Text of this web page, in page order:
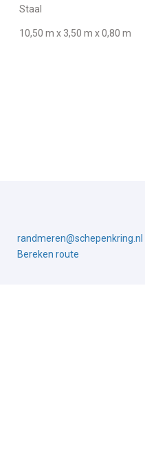
Staal
10,50 m x 3,50 m x 0,80 m
randmeren@schepenkring.nl
Bereken route